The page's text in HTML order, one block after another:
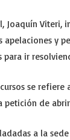
Joaquín Viteri,
y
para ir
se
de
a la